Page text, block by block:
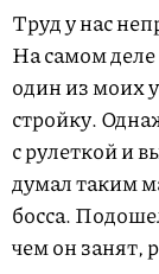
Труд у нас
На самом
один из моих
стройку.
с рулеткой и
думал таким
босса.
чем он занят,